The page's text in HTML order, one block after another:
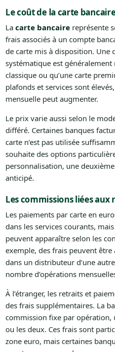
Le coût de la carte
La carte bancairereprésente
frais associés à un compte
de carte mis à disposition. Une
systématique est généralement
classique ou qu’une carte
plafonds et services sont
mensuelle peut augmenter.
Le prix varie aussi selon le
différé. Certaines banques
carte n’est pas utilisée
souhaite des options
personnalisation, une
anticipé.
Les commissions liées
Les paiements par carte en
dans les services courants,
peuvent apparaître selon les
exemple, des frais peuvent
dans un distributeur d’une
nombre d’opérations
À l’étranger, les retraits et
des frais supplémentaires. La
commission fixe par
ou les deux. Ces frais sont
zone euro, mais certaines